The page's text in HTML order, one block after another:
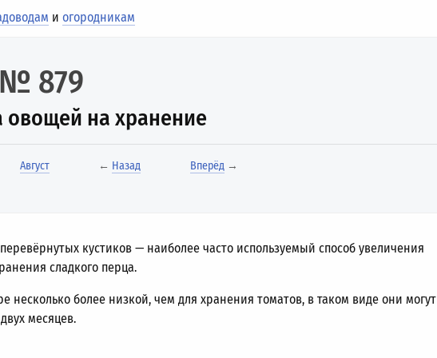
иогородникам
879
овощей на хранение
Август ← Назад Вперёд→
кустиков — наиболее часто используемый способ увеличения
сладкого перца.
несколько более низкой, чем для хранения томатов, в таком виде они могут
месяцев.